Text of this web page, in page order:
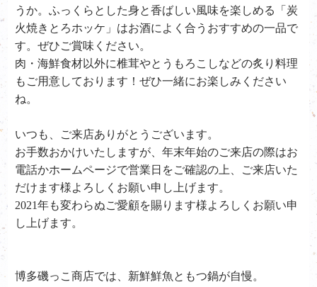
うか。ふっくらとした身と香ばしい風味を楽しめる「炭
火焼きとろホッケ」はお酒によく合うおすすめの一品で
す。ぜひご賞味ください。
肉・海鮮食材以外に椎茸やとうもろこしなどの炙り料理
もご用意しております！ぜひ一緒にお楽しみください
ね。
いつも、ご来店ありがとうございます。
お手数おかけいたしますが、年末年始のご来店の際はお
電話かホームページで営業日をご確認の上、ご来店いた
だけます様よろしくお願い申し上げます。
2021年も変わらぬご愛顧を賜ります様よろしくお願い申
し上げます。
博多磯っこ商店では、新鮮鮮魚ともつ鍋が自慢。